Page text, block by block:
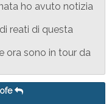
ho avuto notizia
reati di questa
ora sono in tour da